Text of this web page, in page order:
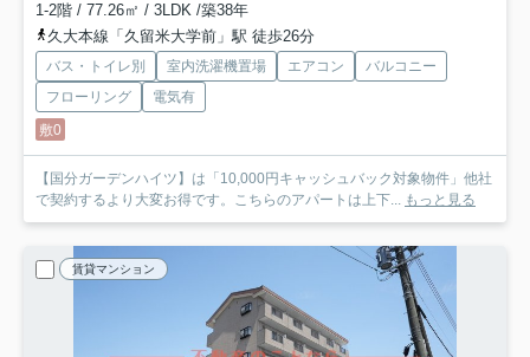
1-2階 / 77.26㎡ / 3LDK /築38年
久大本線「久留米大学前」駅 徒歩26分
バス・トイレ別 室内洗濯機置場 エアコン
バルコニー
フローリング
電気有
敷0
【国分ガーデンハイツ】は「10,000円キャッシュバック対象物件」他社
で契約するより大変お得です。こちらのアパートは上下... もっと見る
賃貸マンション